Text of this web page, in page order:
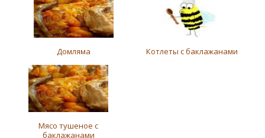
Домляма Котлеты с баклажанами
Мясо тушеное с
баклажанами